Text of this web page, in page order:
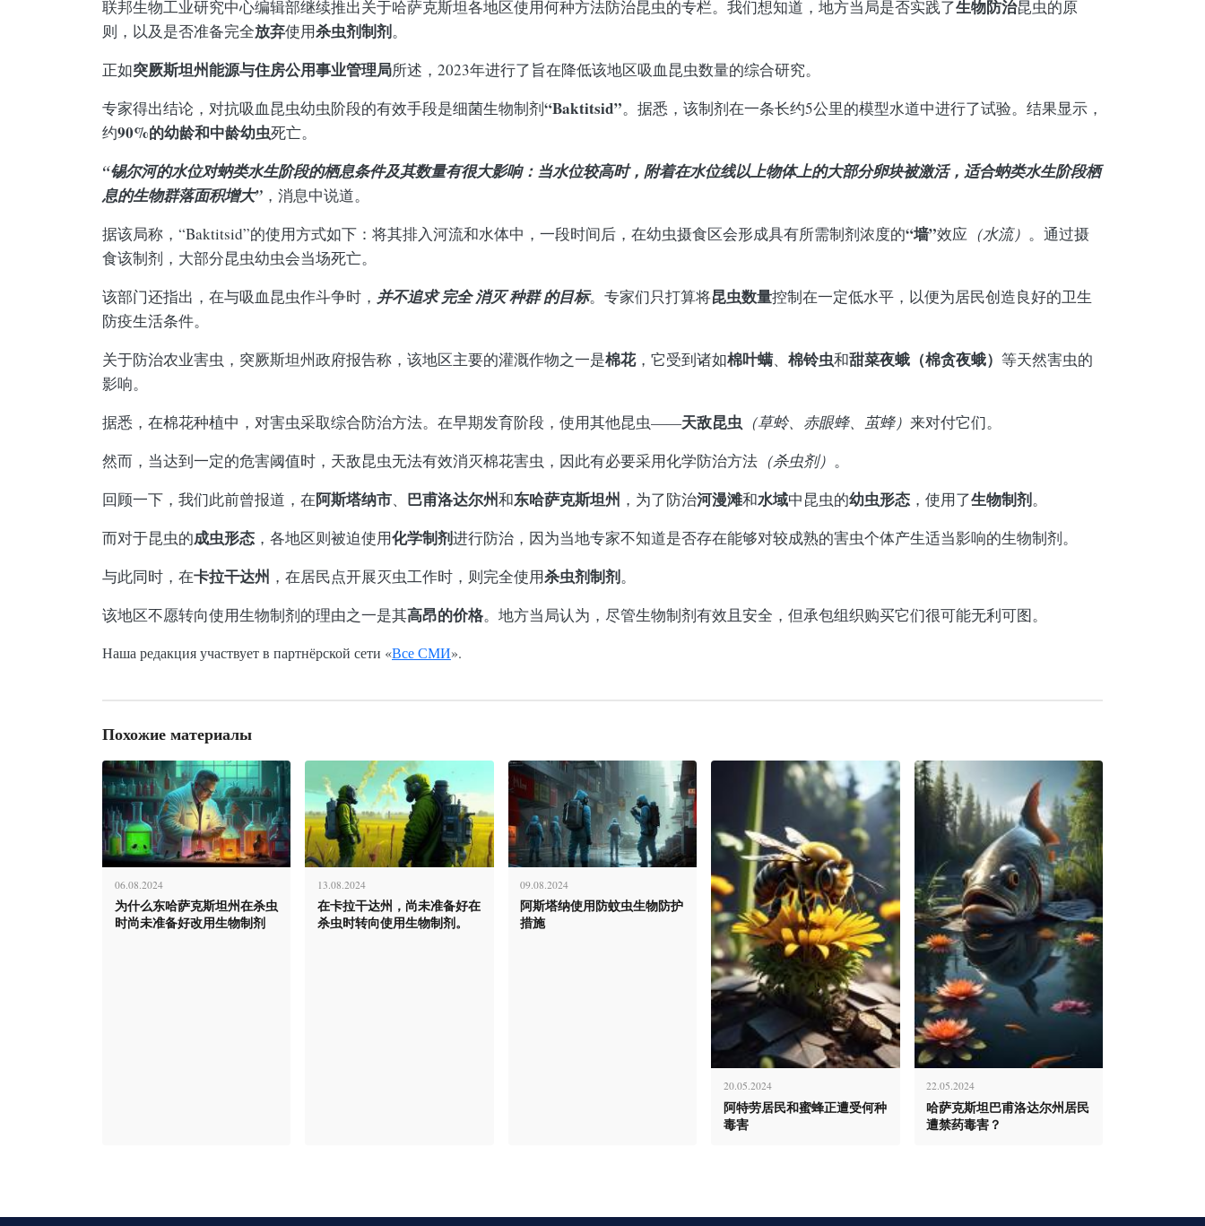
联邦生物工业研究中心编辑部继续推出关于哈萨克斯坦各地区使用何种方法防治昆虫的专栏。我们想知道，地方当局是否实践了生物防治昆虫的原
则，以及是否准备完全放弃使用杀虫剂制剂。
正如突厥斯坦州能源与住房公用事业管理局所述，2023年进行了旨在降低该地区吸血昆虫数量的综合研究。
专家得出结论，对抗吸血昆虫幼虫阶段的有效手段是细菌生物制剂“Baktitsid”。据悉，该制剂在一条长约5公里的模型水道中进行了试验。结果显示，
约90%的幼龄和中龄幼虫死亡。
“锡尔河的水位对蚋类水生阶段的栖息条件及其数量有很大影响：当水位较高时，附着在水位线以上物体上的大部分卵块被激活，适合蚋类水生阶段栖
息的生物群落面积增大” ，消息中说道。
据该局称，“Baktitsid”的使用方式如下：将其排入河流和水体中，一段时间后，在幼虫摄食区会形成具有所需制剂浓度的“墙”效应 （水流） 。通过摄
食该制剂，大部分昆虫幼虫会当场死亡。
该部门还指出，在与吸血昆虫作斗争时， 并不追求 完全 消灭种群 的目标。专家们只打算将昆虫数量控制在一定低水平，以便为居民创造良好的卫生
防疫生活条件。
关于防治农业害虫，突厥斯坦州政府报告称，该地区主要的灌溉作物之一是棉花，它受到诸如棉叶螨、 棉铃虫和甜菜夜蛾 （棉贪夜蛾） 等天然害虫的
影响。
据悉，在棉花种植中，对害虫采取综合防治方法。在早期发育阶段，使用其他昆虫——天敌昆虫 （草蛉、赤眼蜂、茧蜂） 来对付它们。
然而，当达到一定的危害阈值时，天敌昆虫无法有效消灭棉花害虫，因此有必要采用化学防治方法 （杀虫剂） 。
回顾一下，我们此前曾报道，在阿斯塔纳市、 巴甫洛达尔州和东哈萨克斯坦州 ，为了防治河漫滩和水域中昆虫的幼虫形态 ，使用了生物制剂。
而对于昆虫的成虫形态 ，各地区则被迫使用化学制剂进行防治，因为当地专家不知道是否存在能够对较成熟的害虫个体产生适当影响的生物制剂。
与此同时，在卡拉干达州 ，在居民点开展灭虫工作时，则完全使用杀虫剂制剂。
该地区不愿转向使用生物制剂的理由之一是其高昂的价格。地方当局认为，尽管生物制剂有效且安全，但承包组织购买它们很可能无利可图。
Наша редакция участвует в партнёрской сети «Все СМИ».
Похожие материалы
06.08.2024
为什么东哈萨克斯坦州在杀虫
时尚未准备好改用生物制剂
13.08.2024
在卡拉干达州，尚未准备好在
杀虫时转向使用生物制剂。
09.08.2024
阿斯塔纳使用防蚊虫生物防护
措施
20.05.2024
阿特劳居民和蜜蜂正遭受何种
毒害
22.05.2024
哈萨克斯坦巴甫洛达尔州居民
遭禁药毒害？